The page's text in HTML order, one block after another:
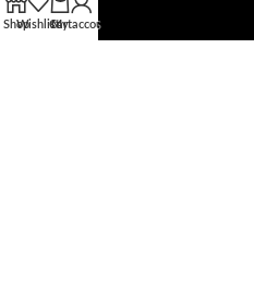
A FM Sports
ShopWishlistCart
My account